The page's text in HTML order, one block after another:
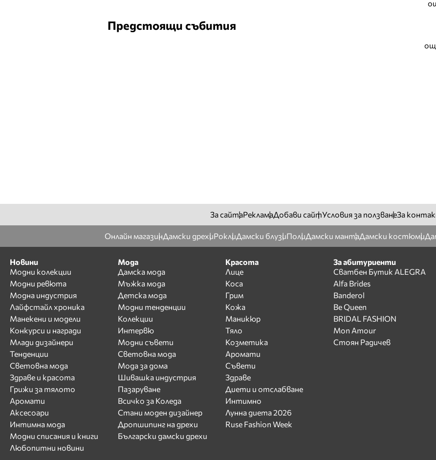
Предстоящи събития
За сайтаРекламаДобави сайтУсловия за ползванеЗа
Онлайн магазинДамски дрехиРоклиДамски блузиПолиДамски мантаДамски костюми
Новини
Модни колекции
Модни ревюта
Модна индустрия
Лайфстайл хроника
Манекени и модели
Конкурси и награди
Млади дизайнери
Тенденции
Световна мода
Здраве и красота
Грижи за тялото
Аромати
Аксесоари
Интимна мода
Модни списания и книги
Любопитни новини
Мода
Дамска мода
Мъжка мода
Детска мода
Модни тенденции
Колекции
Интервю
Модни съвети
Световна мода
Мода за дома
Шивашка индустрия
Пазаруване
Всичко за Коледа
Стани моден дизайнер
Дропшипинг на дрехи
Български дамски дрехи
Красота
Лице
Коса
Грим
Кожа
Маникюр
Тяло
Козметика
Аромати
Съвети
Здраве
Диети и отслабване
Интимно
Лунна диета 2026
Ruse Fashion Week
За абитуриенти
Сватбен Бутик ALEGRA
Alfa Brides
Banderol
Be Queen
BRIDAL FASHION
Mon Amour
Стоян Радичев